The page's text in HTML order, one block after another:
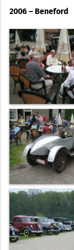
2006 – Beneford